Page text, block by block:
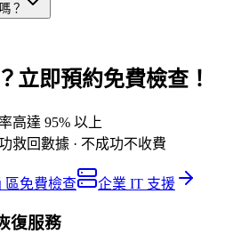
？
立即預約免費檢查！
高達 95% 以上
救回數據 · 不成功不收費
區免費檢查 企業 IT 支援
復服務